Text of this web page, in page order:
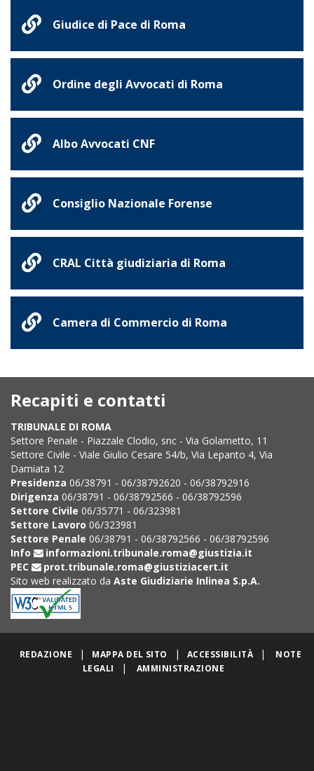
Giudice di Pace di Roma
Ordine degli Avvocati di Roma
Albo Avvocati CNF
Consiglio Nazionale Forense
CRAL Città giudiziaria di Roma
Camera di Commercio di Roma
Recapiti e contatti
TRIBUNALE DI ROMA
Settore Penale - Piazzale Clodio, snc - Via Golametto, 11
Settore Civile - Viale Giulio Cesare 54/b, Via Lepanto 4, Via
Damiata 12
Presidenza 06/38791 - 06/38792620 - 06/38792916
Dirigenza 06/38791 - 06/38792566 - 06/38792596
Settore Civile 06/35771 - 06/323981
Settore Lavoro 06/323981
Settore Penale 06/38791 - 06/38792566 - 06/38792596
Info
informazioni.tribunale.roma@giustizia.it
PEC
prot.tribunale.roma@giustiziacert.it
Sito web realizzato da Aste Giudiziarie Inlinea S.p.A.
REDAZIONE | MAPPA DEL SITO | ACCESSIBILITÀ |
NOTE
LEGALI
| AMMINISTRAZIONE